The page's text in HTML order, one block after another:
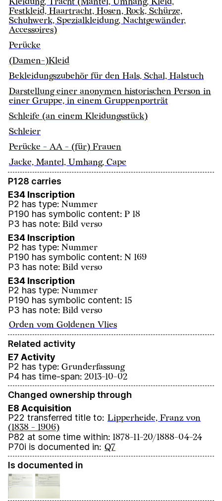
Festkleid, Haartracht, Hosen, Rock, Schürze,
Schuhwerk, Spezialkleidung, Nachtgewänder,
Accessoires)
Perücke
(Damen-)Kleid
Bekleidungszubehör für den Hals, Schal, Halstuch
Darstellung einer anonymen historischen Person in
einer Gruppe, in einem Gruppenporträt
Schleife (an einem Kleidungsstück)
Schleier
Perücke - AA - (für) Frauen
Jacke, Mantel, Umhang, Cape
P128 carries
E34 Inscription
P2 has type: Nummer
P190 has symbolic content: P 18
P3 has note: Bild verso
E34 Inscription
P2 has type: Nummer
P190 has symbolic content: N 169
P3 has note: Bild verso
E34 Inscription
P2 has type: Nummer
P190 has symbolic content: 15
P3 has note: Bild verso
Orden vom Goldenen Vlies
Related activity
E7 Activity
P2 has type: Grunderfassung
P4 has time-span: 2013-10-02
Changed ownership through
E8 Acquisition
P22 transferred title to: Lipperheide, Franz von
(1838 - 1906)
P82 at some time within: 1878-11-20/1888-04-24
P70i is documented in: Q7
Is documented in